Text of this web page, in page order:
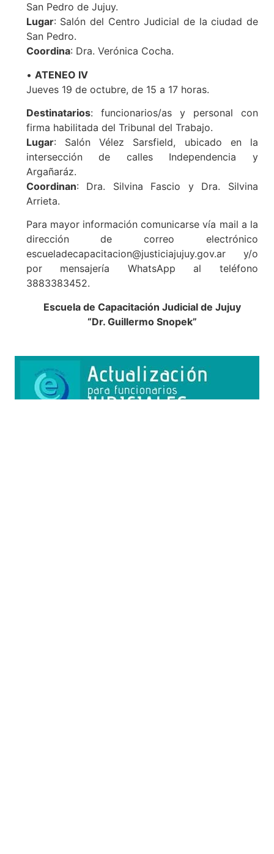
San Pedro de Jujuy.
Lugar: Salón del Centro Judicial de la ciudad de
San Pedro.
Coordina: Dra. Verónica Cocha.
• ATENEO IV
Jueves 19 de octubre, de 15 a 17 horas.
Destinatarios: funcionarios/as y personal con
firma habilitada del Tribunal del Trabajo.
Lugar: Salón Vélez Sarsfield, ubicado en la
intersección de calles Independencia y
Argañaráz.
Coordinan: Dra. Silvina Fascio y Dra. Silvina
Arrieta.
Para mayor información comunicarse vía mail a la
dirección de correo electrónico
escueladecapacitacion@justiciajujuy.gov.ar y/o
por mensajería WhatsApp al teléfono
3883383452.
Escuela de Capacitación Judicial de Jujuy
“Dr. Guillermo Snopek”